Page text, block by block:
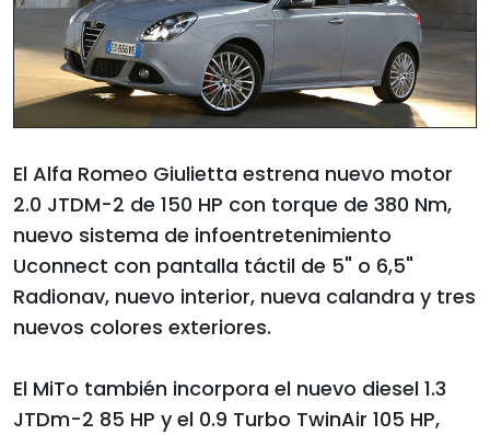
El Alfa Romeo Giulietta estrena nuevo motor
2.0 JTDM-2 de 150 HP con torque de 380 Nm,
nuevo sistema de infoentretenimiento
Uconnect con pantalla táctil de 5" o 6,5"
Radionav, nuevo interior, nueva calandra y tres
nuevos colores exteriores.
El MiTo también incorpora el nuevo diesel 1.3
JTDm-2 85 HP y el 0.9 Turbo TwinAir 105 HP,